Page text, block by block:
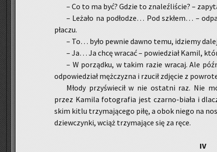
– Co to ma być? Gdzie to zna­leź­li­ście? –
– Le­ża­ło na pod­ło­dze… Pod szkłem… –
pła­czu.
– To… było pew­nie dawno temu, idzie­my
– Ja… Ja chcę wra­cać – po­wie­dział Kamil,
– W po­rząd­ku, w takim razie wra­caj. Ale
od­po­wie­dział męż­czy­zna i rzu­cił zdję­cie z
Młody przy­świe­cił w nie ostat­ni raz. Nie
przez Ka­mi­la fo­to­gra­fia jest czar­no-biała i
skim kitlu trzy­ma­ją­ce­go piłę, a obok niego na
dziew­czyn­ki, wciąż trzy­ma­ją­ce się za ręce.
IV